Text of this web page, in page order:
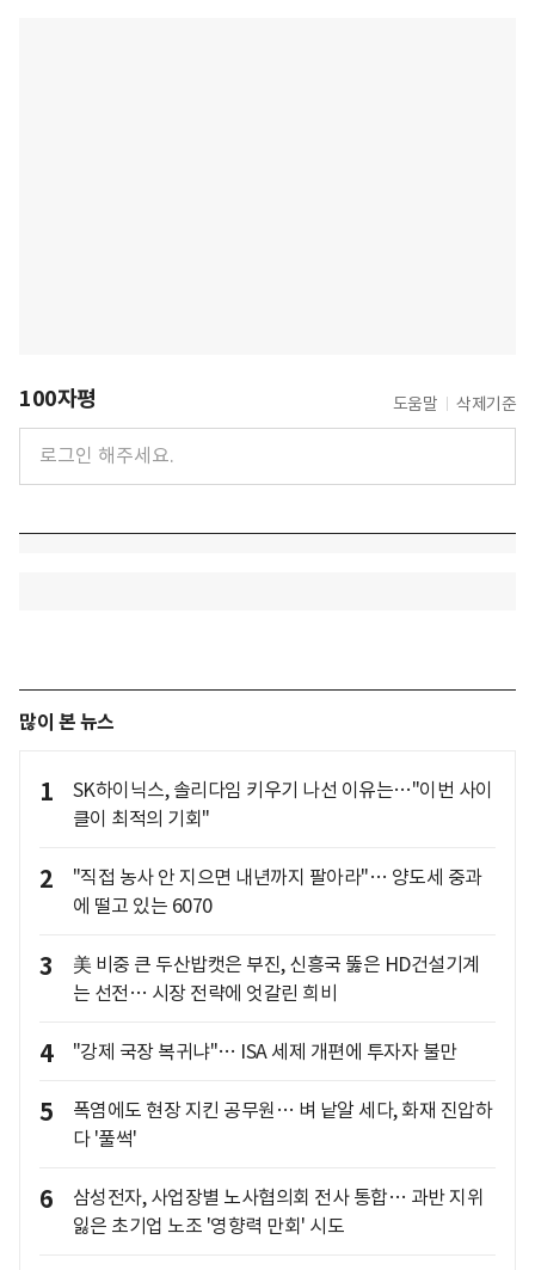
100자평 도움말 삭제기준
많이 본 뉴스
1
SK하이닉스, 솔리다임 키우기 나선 이유는…"이번 사이
클이 최적의 기회"
2
"직접 농사 안 지으면 내년까지 팔아라"… 양도세 중과
에 떨고 있는 6070
3
美 비중 큰 두산밥캣은 부진, 신흥국 뚫은 HD건설기계
는 선전… 시장 전략에 엇갈린 희비
4 "강제 국장 복귀냐"… ISA 세제 개편에 투자자 불만
5
폭염에도 현장 지킨 공무원… 벼 낱알 세다, 화재 진압하
다 '풀썩'
6
삼성전자, 사업장별 노사협의회 전사 통합… 과반 지위
잃은 초기업 노조 '영향력 만회' 시도